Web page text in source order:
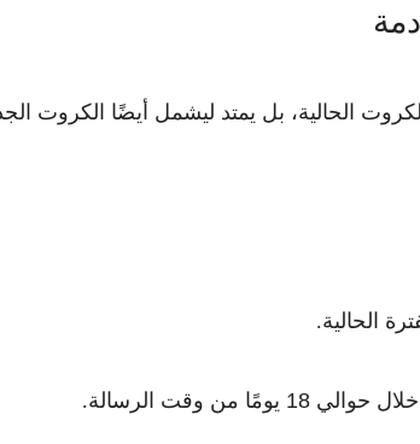
الحالية، بل يمتد ليشمل أيضًا الكروت
الحالية.
خلال حوالي 18 يومًا من وقت الرسالة.